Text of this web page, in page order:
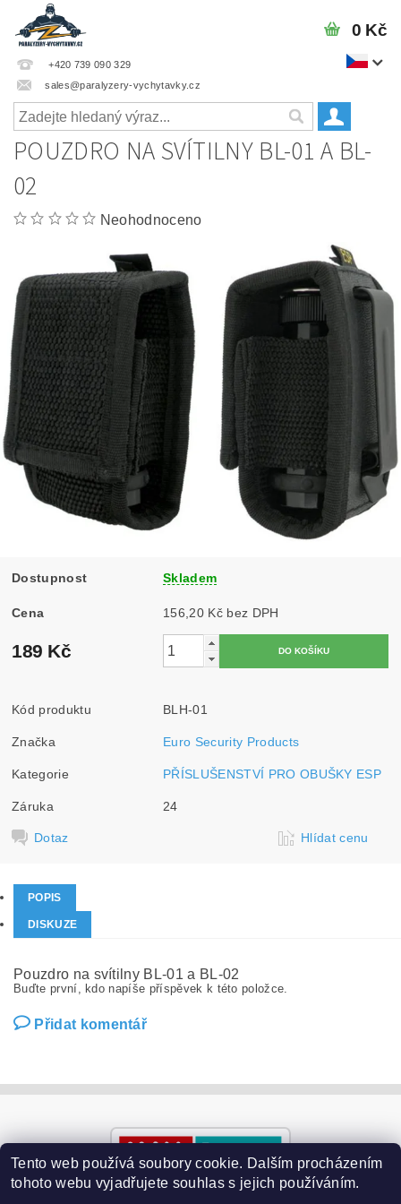
+420 739 090 329
sales@paralyzery-vychytavky.cz
0 Kč
POUZDRO NA SVÍTILNY BL-01 A BL-
02
Neohodnoceno
Dostupnost Skladem
Cena 156,20 Kč bez DPH
189 Kč
Kód produktu BLH-01
Značka Euro Security Products
Kategorie PŘÍSLUŠENSTVÍ PRO OBUŠKY ESP
Záruka 24
Dotaz Hlídat cenu
POPIS
DISKUZE
Pouzdro na svítilny BL-01 a BL-02
Buďte první, kdo napíše příspěvek k této položce.
Přidat komentář
Tento web používá soubory cookie. Dalším procházením
tohoto webu vyjadřujete souhlas s jejich používáním.